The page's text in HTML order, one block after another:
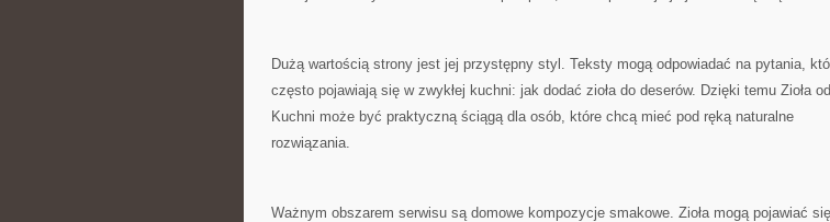
Dużą wartością strony jest jej przystępny styl. Teksty mogą odpowiadać na pytania,
często pojawiają się w zwykłej kuchni: jak dodać zioła do deserów. Dzięki temu Zioła od
Kuchni może być praktyczną ściągą dla osób, które chcą mieć pod ręką naturalne
rozwiązania.
Ważnym obszarem serwisu są domowe kompozycje smakowe. Zioła mogą pojawiać